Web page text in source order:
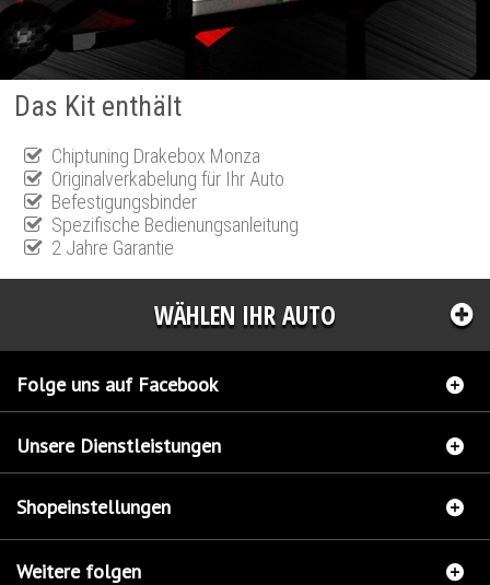
Das Kit enthält
Chiptuning Drakebox Monza
Originalverkabelung für Ihr Auto
Befestigungsbinder
Spezifische Bedienungsanleitung
2 Jahre Garantie
WÄHLEN IHR AUTO
Folge uns auf Facebook
Unsere Dienstleistungen
Shopeinstellungen
Weitere folgen